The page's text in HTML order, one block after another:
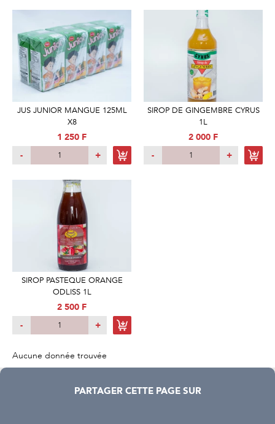
JUS JUNIOR MANGUE 125ML
X8
1 250 F
-
+
SIROP DE GINGEMBRE CYRUS
1L
2 000 F
-
+
SIROP PASTEQUE ORANGE
ODLISS 1L
2 500 F
-
+
Aucune donnée trouvée
PARTAGER CETTE PAGE SUR